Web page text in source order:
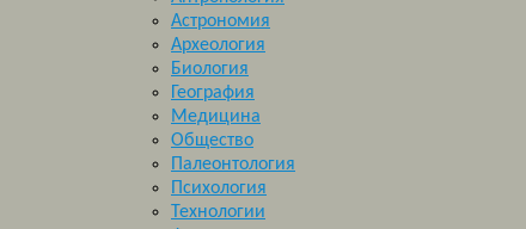
Астрономия
Археология
Биология
География
Медицина
Общество
Палеонтология
Психология
Технологии